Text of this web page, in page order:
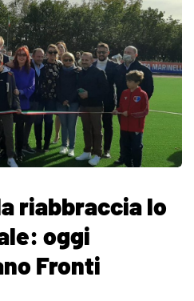
riabbraccia lo
oggi
Fronti